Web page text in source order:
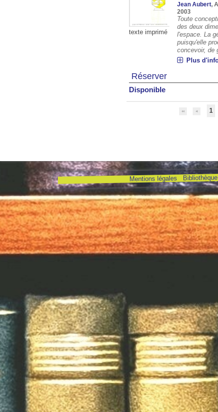
texte imprimé
Jean Aubert,
2003
Toute
des deux
l'espace. La
puisqu'elle
concevoir, de
Plus
Réserver
Disponible
1
Mentions légales